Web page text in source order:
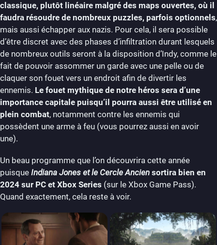
classique, plutôt linéaire malgré des maps ouvertes, où il
faudra résoudre de nombreux puzzles, parfois optionnels,
mais aussi échapper aux nazis. Pour cela, il sera possible
d’être discret avec des phases d’infiltration durant lesquels
de nombreux outils seront à la disposition d’Indy, comme le
fait de pouvoir assommer un garde avec une pelle ou de
claquer son fouet vers un endroit afin de divertir les
ennemis. Le fouet mythique de notre héros sera d’une
importance capitale puisqu’il pourra aussi être utilisé en
plein combat, notamment contre les ennemis qui
possèdent une arme à feu (vous pourrez aussi en avoir
une).
Un beau programme que l’on découvrira cette année
puisque Indiana Jones et le Cercle Ancien sortira bien en
2024 sur PC et Xbox Series (sur le Xbox Game Pass).
Quand exactement, cela reste à voir.